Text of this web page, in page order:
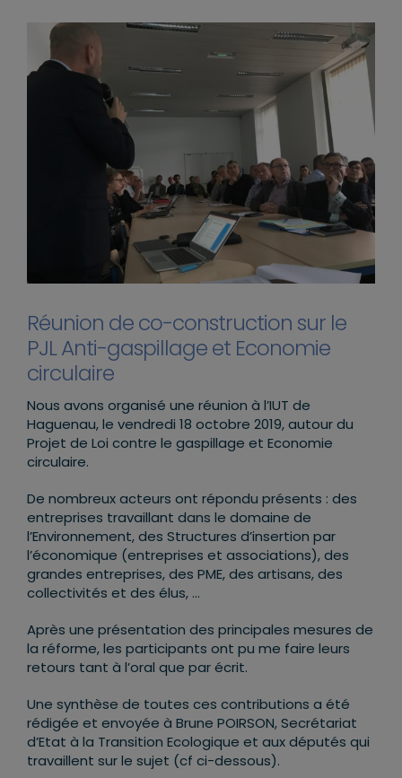
Réunion de co-construction sur le
PJL Anti-gaspillage et Economie
circulaire
Nous avons organisé une réunion à l’IUT de
Haguenau, le vendredi 18 octobre 2019, autour du
Projet de Loi contre le gaspillage et Economie
circulaire.
De nombreux acteurs ont répondu présents : des
entreprises travaillant dans le domaine de
l’Environnement, des Structures d’insertion par
l’économique (entreprises et associations), des
grandes entreprises, des PME, des artisans, des
collectivités et des élus, …
Après une présentation des principales mesures de
la réforme, les participants ont pu me faire leurs
retours tant à l’oral que par écrit.
Une synthèse de toutes ces contributions a été
rédigée et envoyée à Brune POIRSON, Secrétariat
d’Etat à la Transition Ecologique et aux députés qui
travaillent sur le sujet (cf ci-dessous).